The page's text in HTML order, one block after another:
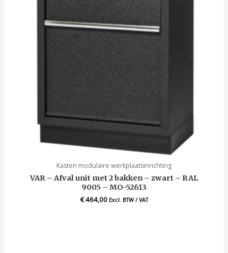
Kasten modulaire werkplaatsinrichting
VAR – Afval unit met 2 bakken – zwart – RAL
9005 – MO-52613
€464,00 Excl. BTW / VAT